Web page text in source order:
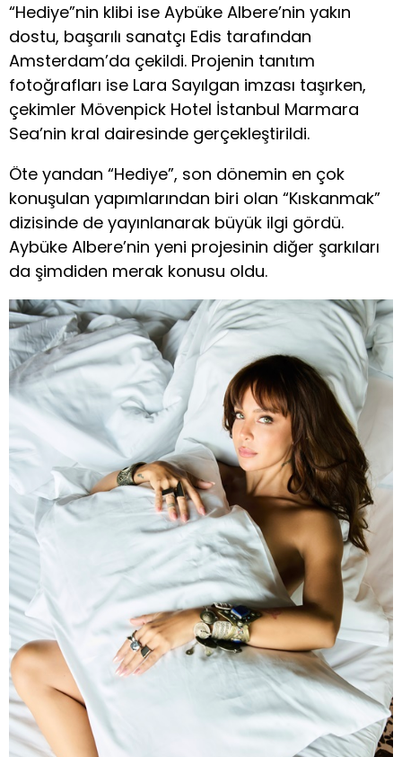
“Hediye”nin klibi ise Aybüke Albere’nin yakın
dostu, başarılı sanatçı Edis tarafından
Amsterdam’da çekildi. Projenin tanıtım
fotoğrafları ise Lara Sayılgan imzası taşırken,
çekimler Mövenpick Hotel İstanbul Marmara
Sea’nin kral dairesinde gerçekleştirildi.
Öte yandan “Hediye”, son dönemin en çok
konuşulan yapımlarından biri olan “Kıskanmak”
dizisinde de yayınlanarak büyük ilgi gördü.
Aybüke Albere’nin yeni projesinin diğer şarkıları
da şimdiden merak konusu oldu.